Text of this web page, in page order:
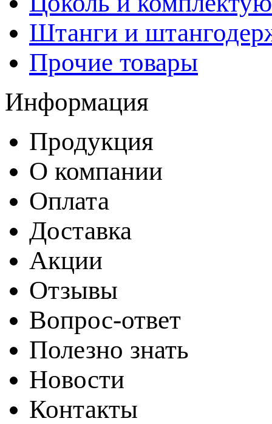
Штанги и
Прочие товары
Информация
Продукция
О компании
Оплата
Доставка
Акции
Отзывы
Вопрос-ответ
Полезно знать
Новости
Контакты